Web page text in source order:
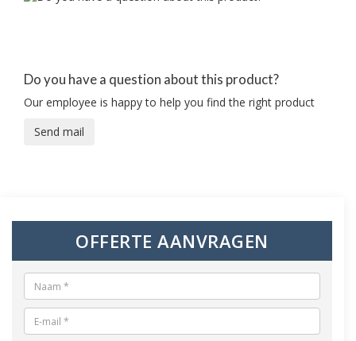
Do you have a question about this product?
Our employee is happy to help you find the right product
Send mail
OFFERTE AANVRAGEN